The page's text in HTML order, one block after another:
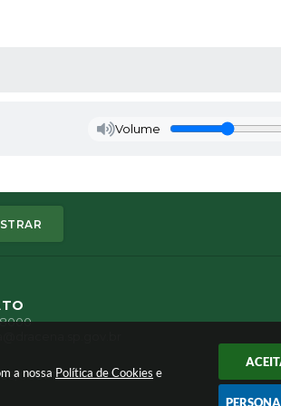
a nossa Política de Cookies e
Volume
8000
0001-11